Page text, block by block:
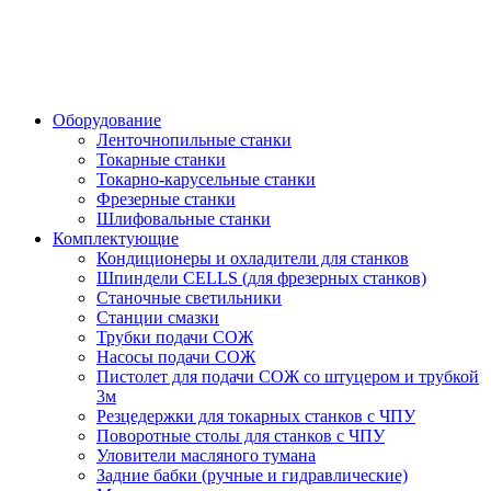
Оборудование
Ленточнопильные станки
Токарные станки
Токарно-карусельные станки
Фрезерные станки
Шлифовальные станки
Комплектующие
Кондиционеры и охладители для станков
Шпиндели CELLS (для фрезерных станков)
Станочные светильники
Станции смазки
Трубки подачи СОЖ
Насосы подачи СОЖ
Пистолет для подачи СОЖ со штуцером и трубкой
3м
Резцедержки для токарных станков с ЧПУ
Поворотные столы для станков с ЧПУ
Уловители масляного тумана
Задние бабки (ручные и гидравлические)